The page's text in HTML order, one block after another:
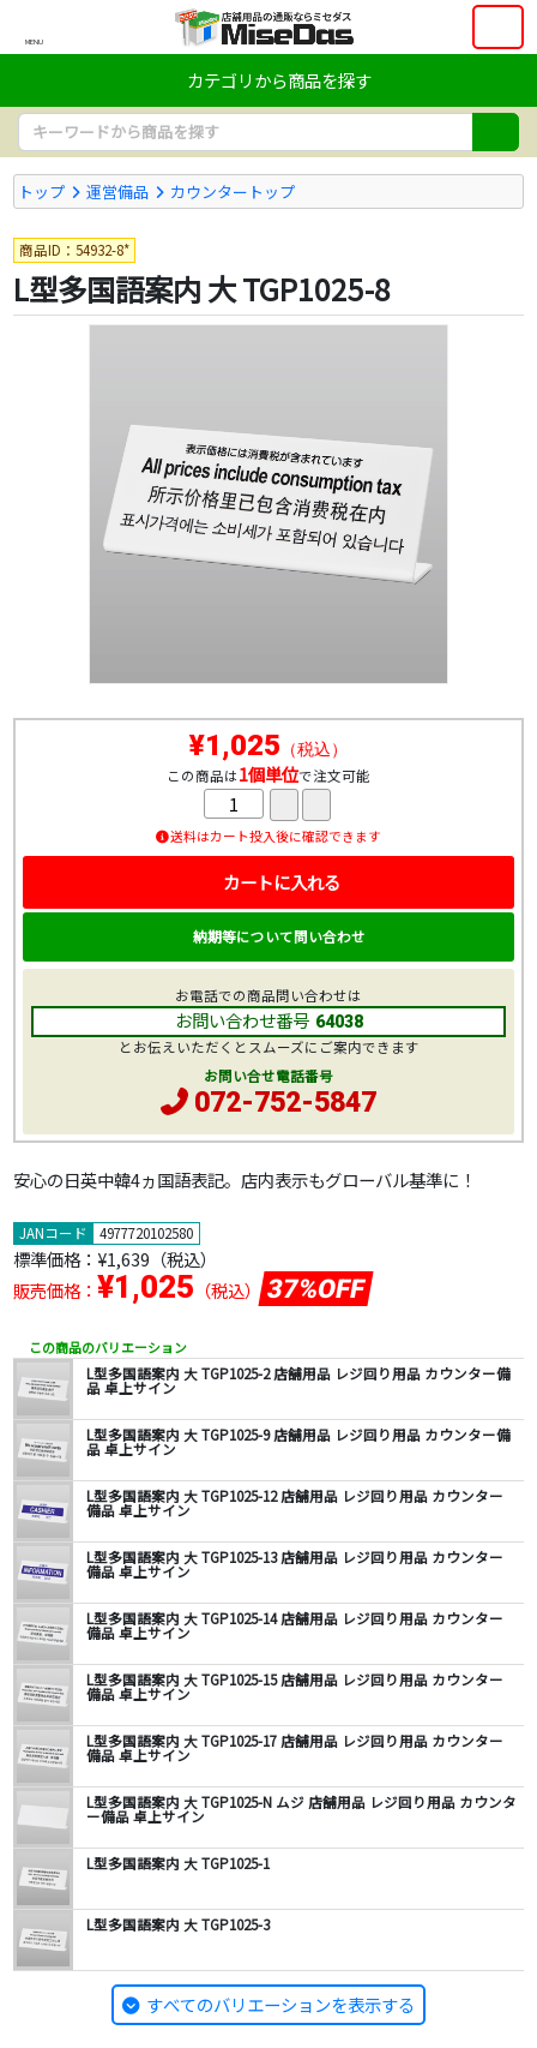
MENU
カテゴリから商品を探す
トップ 運営備品 カウンタートップ
商品ID：54932-8*
L型多国語案内 大 TGP1025-8
安心の日英中韓4ヵ国語表記。店内表示もグローバル基準に！
JANコード 4977720102580
標準価格： ¥1,639 （税込）
販売価格： ¥1,025 （税込） 37%OFF
この商品のバリエーション
L型多国語案内 大 TGP1025-2 店舗用品 レジ回り用品 カウンター備
品 卓上サイン
L型多国語案内 大 TGP1025-9 店舗用品 レジ回り用品 カウンター備
品 卓上サイン
L型多国語案内 大 TGP1025-12 店舗用品 レジ回り用品 カウンター
備品 卓上サイン
L型多国語案内 大 TGP1025-13 店舗用品 レジ回り用品 カウンター
備品 卓上サイン
L型多国語案内 大 TGP1025-14 店舗用品 レジ回り用品 カウンター
備品 卓上サイン
L型多国語案内 大 TGP1025-15 店舗用品 レジ回り用品 カウンター
備品 卓上サイン
L型多国語案内 大 TGP1025-17 店舗用品 レジ回り用品 カウンター
備品 卓上サイン
L型多国語案内 大 TGP1025-N ムジ 店舗用品 レジ回り用品 カウンタ
ー備品 卓上サイン
L型多国語案内 大 TGP1025-1
L型多国語案内 大 TGP1025-3
すべてのバリエーションを表示する
¥1,025 （税込）
この商品は1個単位で注文可能
送料はカート投入後に確認できます
カートに入れる
納期等について問い合わせ
お電話での商品問い合わせは
お問い合わせ番号 64038
とお伝えいただくとスムーズにご案内できます
お問い合せ電話番号
072-752-5847